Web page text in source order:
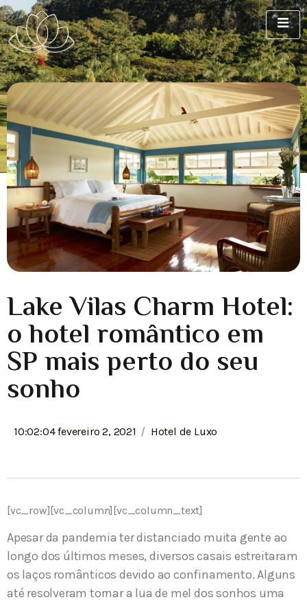
Lake Vilas Charm Hotel:
o hotel romântico em
SP mais perto do seu
sonho
10:02:04 fevereiro 2, 2021 / Hotel de Luxo
[vc_row][vc_column][vc_column_text]
Apesar da pandemia ter distanciado muita gente ao
longo dos últimos meses, diversos casais estreitaram
os laços românticos devido ao confinamento. Alguns
até resolveram tornar a lua de mel dos sonhos uma